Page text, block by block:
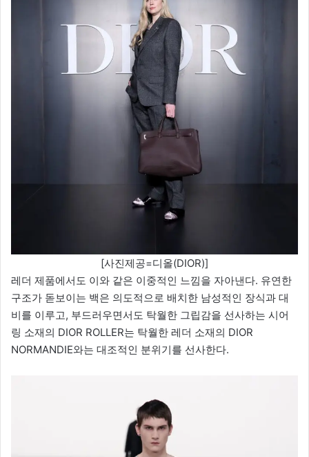
[사진제공=디올(DIOR)]
레더 제품에서도 이와 같은 이중적인 느낌을 자아낸다. 유연한
구조가 돋보이는 백은 의도적으로 배치한 남성적인 장식과 대
비를 이루고, 부드러우면서도 탁월한 그립감을 선사하는 시어
링 소재의 DIOR ROLLER는 탁월한 레더 소재의 DIOR
NORMANDIE와는 대조적인 분위기를 선사한다.